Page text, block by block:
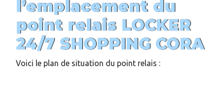
l’emplacement du
point relais LOCKER
24/7 SHOPPING CORA
Voici le plan de situation du point relais :